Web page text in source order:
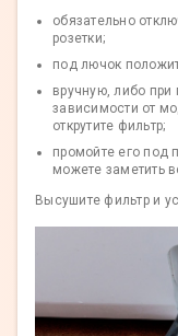
обязательно
розетки;
под лючок
вручную, либо при
зависимости от
открутите фильтр;
промойте его под
можете заметить
Высушите фильтр и